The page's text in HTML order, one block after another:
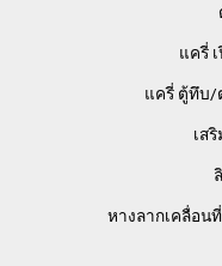
แครี่
แครี่ ตู้ทึบ/
เส
หางลากเคลื่อน